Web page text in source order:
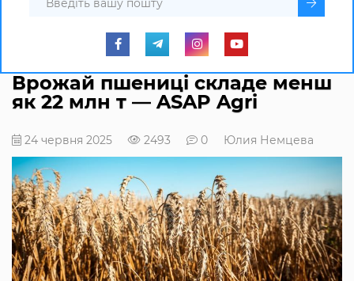
Врожай пшениці складе менш
як 22 млн т — ASAP Agri
24 червня 2025 2493 0 Юлия Немцева